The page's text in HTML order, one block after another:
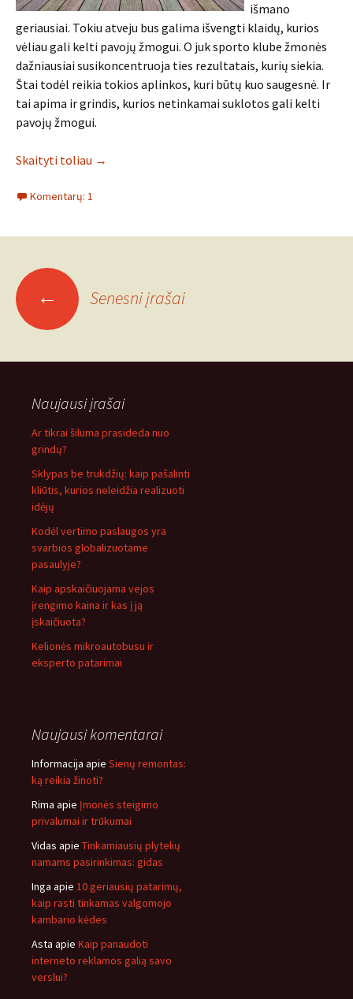
išmano
geriausiai. Tokiu atveju bus galima išvengti klaidų, kurios
vėliau gali kelti pavojų žmogui. O juk sporto klube žmonės
dažniausiai susikoncentruoja ties rezultatais, kurių siekia.
Štai todėl reikia tokios aplinkos, kuri būtų kuo saugesnė. Ir
tai apima ir grindis, kurios netinkamai suklotos gali kelti
pavojų žmogui.
Skaityti toliau →
Komentarų: 1
Įrašo
navigacija
← Senesni įrašai
Naujausi įrašai
Ar tikrai šiluma prasideda nuo
grindų?
Sklypas be trukdžių: kaip pašalinti
kliūtis, kurios neleidžia realizuoti
idėjų
Kodėl vertimo paslaugos yra
svarbios globalizuotame
pasaulyje?
Kaip apskaičiuojama vejos
įrengimo kaina ir kas į ją
įskaičiuota?
Kelionės mikroautobusu ir
eksperto patarimai
Naujausi komentarai
Informacija apie Sienų remontas:
ką reikia žinoti?
Rima apie Įmonės steigimo
privalumai ir trūkumai
Vidas apie Tinkamiausių plytelių
namams pasirinkimas: gidas
Inga apie 10 geriausių patarimų,
kaip rasti tinkamas valgomojo
kambario kėdes
Asta apie Kaip panaudoti
interneto reklamos galią savo
verslui?